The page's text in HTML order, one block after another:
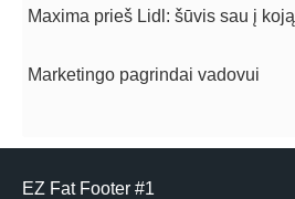
Maxima prieš Lidl: šūvis sau į koją
Marketingo pagrindai vadovui
EZ Fat Footer #1